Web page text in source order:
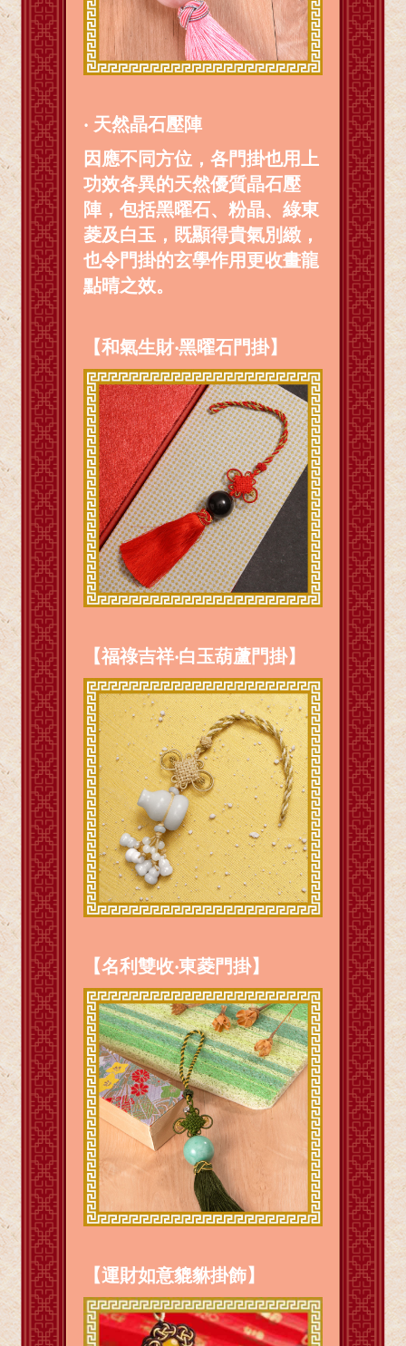
‧ 天然晶石壓陣
因應不同方位，各門掛也用上
功效各異的天然優質晶石壓
陣，包括黑曜石、粉晶、綠東
菱及白玉，既顯得貴氣別緻，
也令門掛的玄學作用更收畫龍
點晴之效。
【和氣生財‧黑曜石門掛】
【福祿吉祥‧白玉葫蘆門掛】
【名利雙收‧東菱門掛】
【運財如意貔貅掛飾】